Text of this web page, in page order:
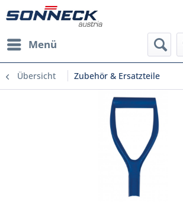
Menü
Übersicht Zubehör & Ersatzteile